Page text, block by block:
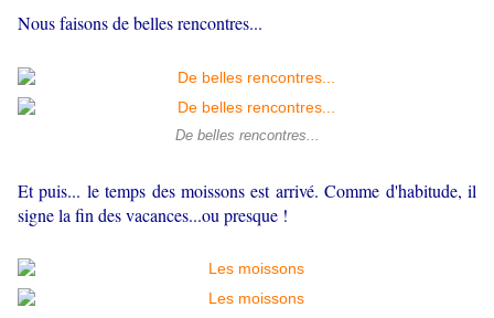
Nous faisons de belles rencontres...
De belles rencontres...
Et puis... le temps des moissons est arrivé. Comme d'habitude, il
signe la fin des vacances...ou presque !